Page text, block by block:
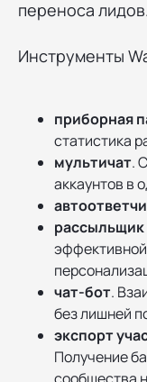
переноса лидов.
Инструменты
приборная
статистика
мультичат.
аккаунтов в
рассыльщик
чат-бот.
без лишней
экспорт
Получение